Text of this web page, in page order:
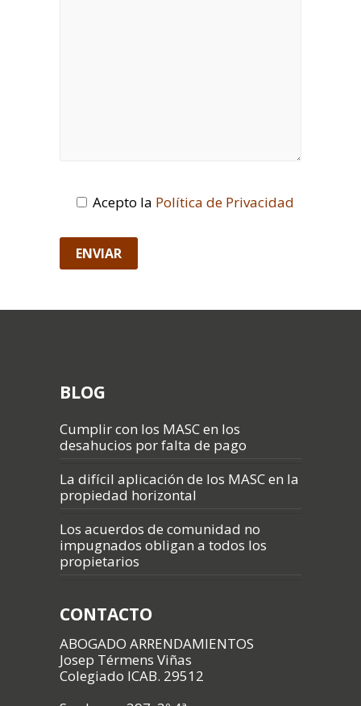
Acepto la Política de Privacidad
BLOG
Cumplir con los MASC en los
desahucios por falta de pago
La difícil aplicación de los MASC en la
propiedad horizontal
Los acuerdos de comunidad no
impugnados obligan a todos los
propietarios
CONTACTO
ABOGADO ARRENDAMIENTOS
Josep Térmens Viñas
Colegiado ICAB. 29512